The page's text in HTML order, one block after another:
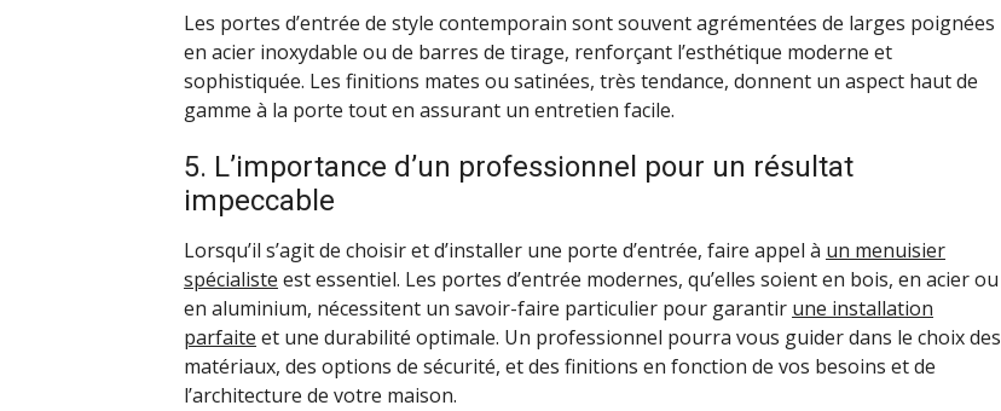
Les portes d’entrée de style contemporain sont souvent agrémentées de larges poignées
en acier inoxydable ou de barres de tirage, renforçant l’esthétique moderne et
sophistiquée. Les finitions mates ou satinées, très tendance, donnent un aspect haut de
gamme à la porte tout en assurant un entretien facile.
5. L’importance d’un professionnel pour un résultat
impeccable
Lorsqu’il s’agit de choisir et d’installer une porte d’entrée, faire appel à un menuisier
spécialiste est essentiel. Les portes d’entrée modernes, qu’elles soient en bois, en acier ou
en aluminium, nécessitent un savoir-faire particulier pour garantir une installation
parfaite et une durabilité optimale. Un professionnel pourra vous guider dans le choix des
matériaux, des options de sécurité, et des finitions en fonction de vos besoins et de
l’architecture de votre maison.